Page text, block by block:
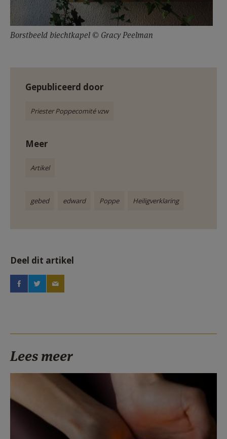
Borstbeeld biechtkapel © Gracy Peelman
Gepubliceerd door
Priester Poppecomité vzw
Meer
Artikel
gebed edward Poppe Heiligverklaring
Deel dit artikel
Lees meer